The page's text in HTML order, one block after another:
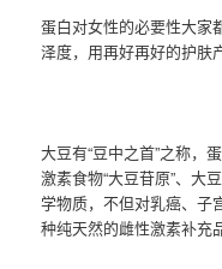
蛋白对女性的必要性大家
泽度，用再好再好的护肤
大豆有“豆中之首”之称，
激素食物“大豆苷原”、大
学物质，不但对乳癌、子
种纯天然的雌性激素补充